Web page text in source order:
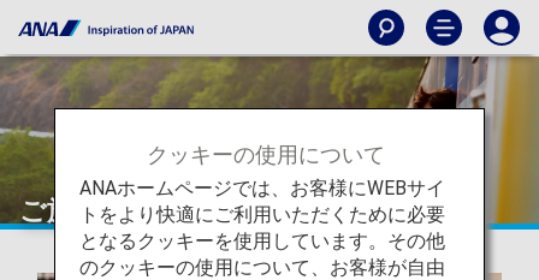
ご旅行の準備
クッキーの使用について
ANAホームページでは、お客様にWEBサイ
トをより快適にご利用いただくために必要
となるクッキーを使用しています。その他
のクッキーの使用について、お客様が自由